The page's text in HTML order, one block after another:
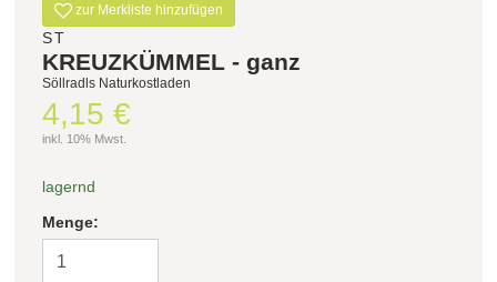
zur Merkliste hinzufügen
ST
KREUZKÜMMEL - ganz
Söllradls Naturkostladen
4,15 €
inkl. 10% Mwst.
lagernd
Menge: